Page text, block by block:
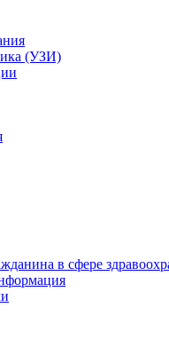
(УЗИ)
в сфере